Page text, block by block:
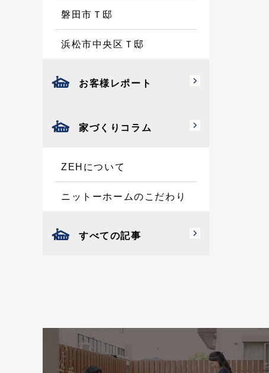
磐田市Ｔ邸
浜松市中央区Ｔ邸
お客様レポート
家づくりコラム
ZEHについて
ニットーホームのこだわり
すべての記事